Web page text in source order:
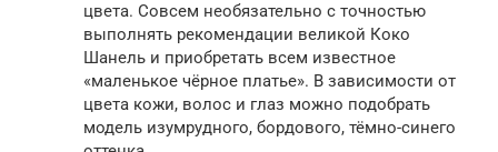
цвета. Совсем необязательно с точностью
выполнять рекомендации великой Коко
Шанель и приобретать всем известное
«маленькое чёрное платье». В зависимости от
цвета кожи, волос и глаз можно подобрать
модель изумрудного, бордового, тёмно-синего